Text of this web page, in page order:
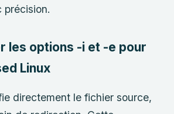
précision.
les options -i et -e pour
Linux
directement le fichier source,